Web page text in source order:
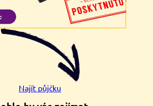
Najít půjčku